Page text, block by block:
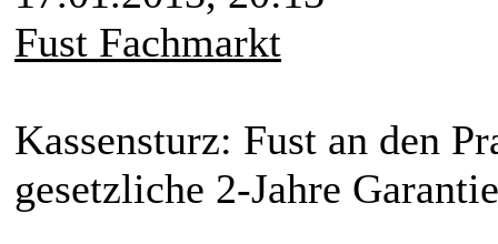
Fust Fachmarkt
Kassensturz: Fust an den
gesetzliche 2-Jahre